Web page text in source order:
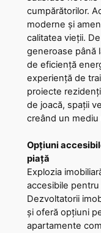
cumpărătorilor.
moderne și
calitatea vieții.
generoase până
de eficiență
experiență de
proiecte
de joacă, spații
creând un
Opțiuni
piață
Explozia
accesibile
Dezvoltatorii
și oferă opțiuni
apartamente